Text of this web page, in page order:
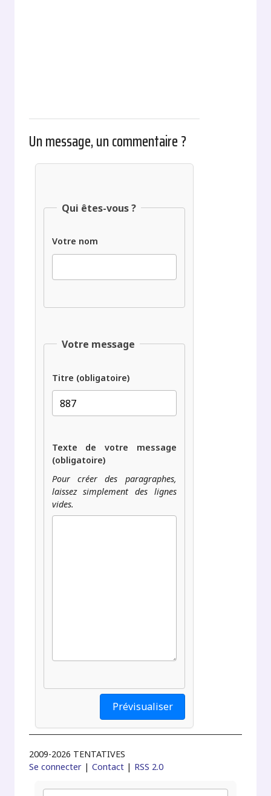
Un message, un commentaire ?
Qui êtes-vous ?
Votre nom
Votre message
Titre (obligatoire)
Texte de votre message
(obligatoire)
Pour créer des paragraphes,
laissez simplement des lignes
vides.
2009-2026 TENTATIVES
Se connecter |Contact | RSS 2.0